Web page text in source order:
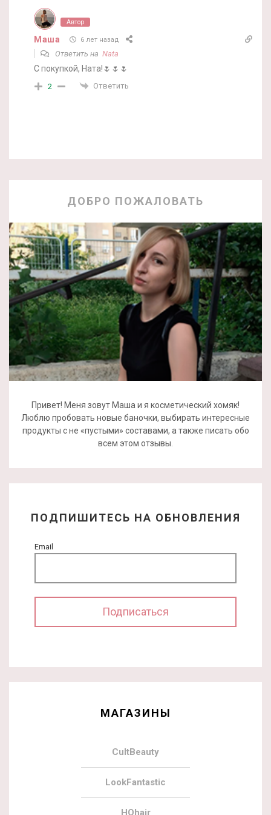
Автор
Маша 6 лет назад
Ответить на Nata
С покупкой, Ната!🌷🌷🌷
2 Ответить
ДОБРО ПОЖАЛОВАТЬ
Привет! Меня зовут Маша и я косметический хомяк!
Люблю пробовать новые баночки, выбирать интересные
продукты с не «пустыми» составами, а также писать обо
всем этом отзывы.
ПОДПИШИТЕСЬ НА ОБНОВЛЕНИЯ
Email
МАГАЗИНЫ
CultBeauty
LookFantastic
HQhair